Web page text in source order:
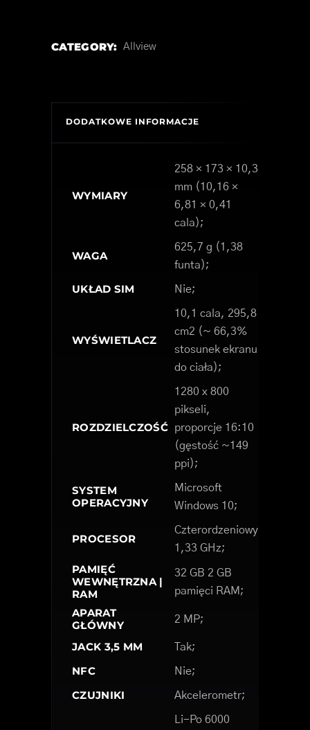
CATEGORY: Allview
DODATKOWE INFORMACJE
WYMIARY
258 × 173 × 10,3
mm (10,16 ×
6,81 × 0,41
cala);
WAGA
625,7 g (1,38
funta);
UKŁAD SIM Nie;
WYŚWIETLACZ
10,1 cala, 295,8
cm2 (~ 66,3%
stosunek ekranu
do ciała);
ROZDZIELCZOŚĆ
1280 x 800
pikseli,
proporcje 16:10
(gęstość ~149
ppi);
SYSTEM
OPERACYJNY
Microsoft
Windows 10;
PROCESOR
Czterordzeniowy
1,33 GHz;
PAMIĘĆ
WEWNĘTRZNA |
RAM
32 GB 2 GB
pamięci RAM;
APARAT
GŁÓWNY
2 MP;
JACK 3,5 MM Tak;
NFC Nie;
CZUJNIKI Akcelerometr;
Li-Po 6000